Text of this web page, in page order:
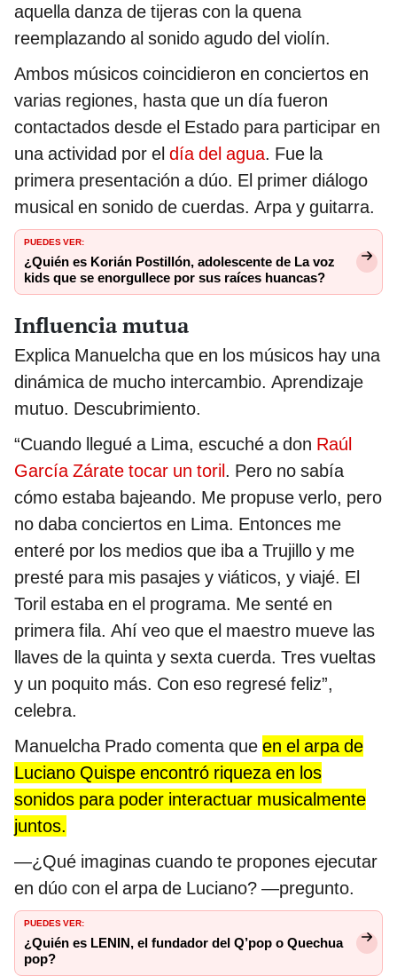
aquella danza de tijeras con la quena
reemplazando al sonido agudo del violín.
Ambos músicos coincidieron en conciertos en
varias regiones, hasta que un día fueron
contactados desde el Estado para participar en
una actividad por el día del agua. Fue la
primera presentación a dúo. El primer diálogo
musical en sonido de cuerdas. Arpa y guitarra.
PUEDES VER:
¿Quién es Korián Postillón, adolescente de La voz
kids que se enorgullece por sus raíces huancas?
Influencia mutua
Explica Manuelcha que en los músicos hay una
dinámica de mucho intercambio. Aprendizaje
mutuo. Descubrimiento.
“Cuando llegué a Lima, escuché a don Raúl
García Zárate tocar un toril. Pero no sabía
cómo estaba bajeando. Me propuse verlo, pero
no daba conciertos en Lima. Entonces me
enteré por los medios que iba a Trujillo y me
presté para mis pasajes y viáticos, y viajé. El
Toril estaba en el programa. Me senté en
primera fila. Ahí veo que el maestro mueve las
llaves de la quinta y sexta cuerda. Tres vueltas
y un poquito más. Con eso regresé feliz”,
celebra.
Manuelcha Prado comenta que en el arpa de
Luciano Quispe encontró riqueza en los
sonidos para poder interactuar musicalmente
juntos.
—¿Qué imaginas cuando te propones ejecutar
en dúo con el arpa de Luciano? —pregunto.
PUEDES VER:
¿Quién es LENIN, el fundador del Q’pop o Quechua
pop?